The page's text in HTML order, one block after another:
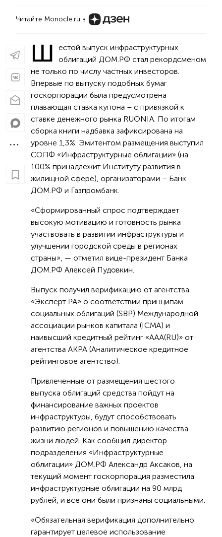
Читайте Monocle.ru в
Ш
естой выпуск инфраструктурных
облигаций ДОМ.РФ стал рекордсменом
не только по числу частных инвесторов.
Впервые по выпуску подобных бумаг
госкорпорации была предусмотрена
плавающая ставка купона – с привязкой к
ставке денежного рынка RUONIA. По итогам
сборка книги надбавка зафиксирована на
уровне 1,3%. Эмитентом размещения выступил
СОПФ «Инфраструктурные облигации» (на
100% принадлежит Институту развития в
жилищной сфере), организаторами – Банк
ДОМ.РФ и Газпромбанк.
«Сформированный спрос подтверждает
высокую мотивацию и готовность рынка
участвовать в развитии инфраструктуры и
улучшении городской среды в регионах
страны», — отметил вице-президент Банка
ДОМ.РФ Алексей Пудовкин.
Выпуск получил верификацию от агентства
«Эксперт РА» о соответствии принципам
социальных облигаций (SBP) Международной
ассоциации рынков капитала (ICMA) и
наивысший кредитный рейтинг «AAA(RU)» от
агентства АКРА (Аналитическое кредитное
рейтинговое агентство).
Привлеченные от размещения шестого
выпуска облигаций средства пойдут на
финансирование важных проектов
инфраструктуры, будут способствовать
развитию регионов и повышению качества
жизни людей. Как сообщил директор
подразделения «Инфраструктурные
облигации» ДОМ.РФ Александр Аксаков, на
текущий момент госкорпорация разместила
инфраструктурные облигации на 90 млрд
рублей, и все они были признаны социальными.
«Обязательная верификация дополнительно
гарантирует целевое использование